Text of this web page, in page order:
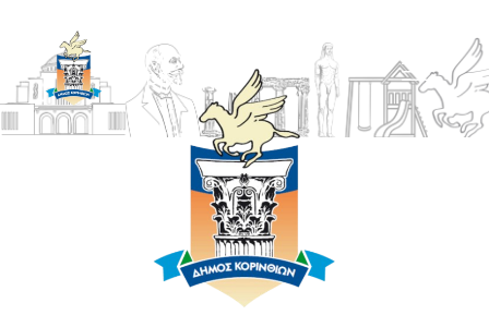
ΔΗΜΟΣ
ΚΟΡΙΝΘΙΩΝ